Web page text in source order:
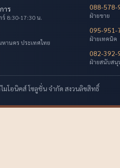
าร
8:30-17:30 น.
หานคร ประเทศไทย
088-578-
ฝ่ายขาย
095-951-
ฝ่ายเทคนิค
082-392-
ฝ่ายสนับสนุ
โอนิคส์ โซลูชั่น จำกัด สงวนลิขสิทธิ์